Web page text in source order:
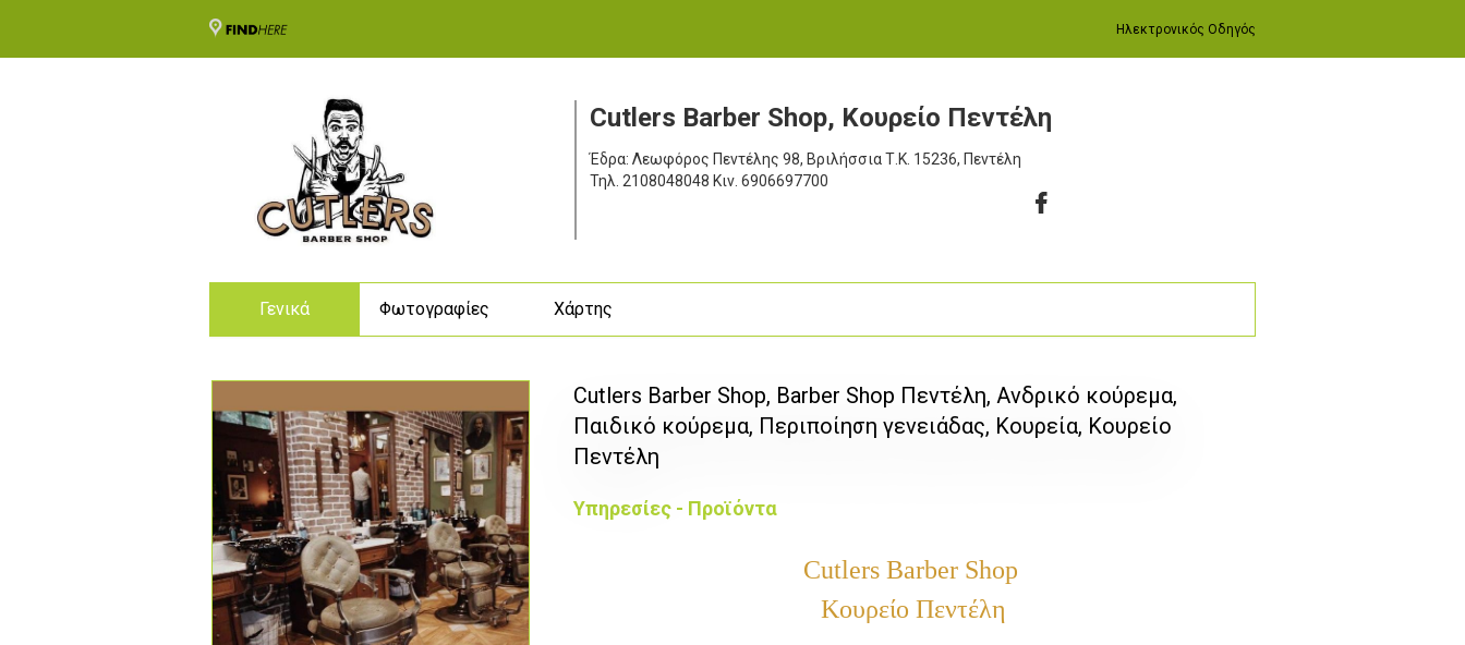
Ηλεκτρονικός Οδηγός
Cutlers Barber Shop, Κουρείο Πεντέλη
Έδρα: Λεωφόρος Πεντέλης 98, ΒριλήσσιαΤ.Κ. 15236, Πεντέλη
Τηλ. 2108048048 Κιν. 6906697700
Γενικά Φωτογραφίες Χάρτης
Cutlers Barber Shop, Barber Shop Πεντέλη, Ανδρικό κούρεμα,
Παιδικό κούρεμα, Περιποίηση γενειάδας, Κουρεία, Κουρείο
Πεντέλη
Υπηρεσίες - Προϊόντα
Cutlers Barber Shop
Κουρείο Πεντέλη